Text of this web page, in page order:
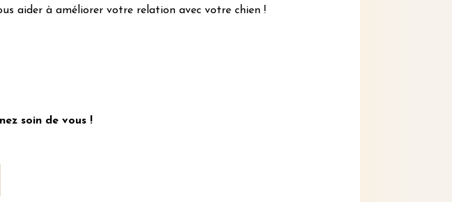
aider à améliorer votre relation avec votre chien !
soin de vous !